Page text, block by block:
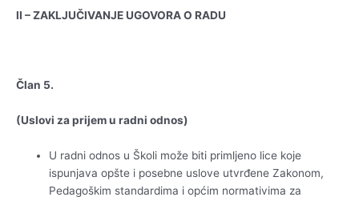
II – ZAKLJUČIVANJE UGOVORA O RADU
Član 5.
(Uslovi za prijem u radni odnos)
U radni odnos u Školi može biti primljeno lice koje
ispunjava opšte i posebne uslove utvrđene Zakonom,
Pedagoškim standardima i općim normativima za